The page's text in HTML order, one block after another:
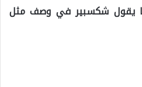
يقول شكسبير في وصف مثل